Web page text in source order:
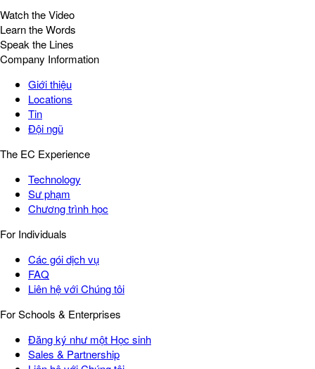
Watch the Video
Learn the Words
Speak the Lines
Company Information
Giới thiệu
Locations
Tin
Đội ngũ
The EC Experience
Technology
Sư phạm
Chương trình học
For Individuals
Các gói dịch vụ
FAQ
Liên hệ với Chúng tôi
For Schools & Enterprises
Đăng ký như một Học sinh
Sales & Partnership